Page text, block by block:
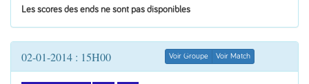
Les scores des ends ne sont pas disponibles
02-01-2014 : 15H00 Voir Groupe Voir Match